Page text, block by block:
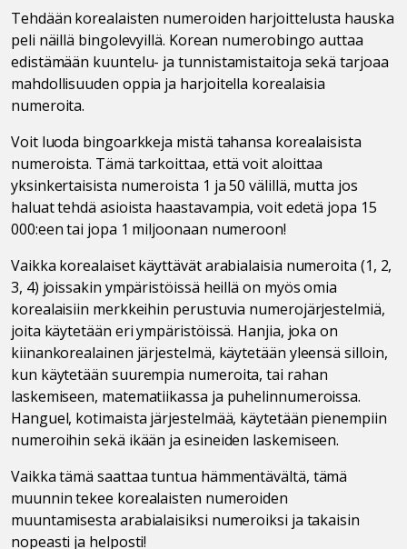
Tehdään korealaisten numeroiden harjoittelusta hauska
peli näillä bingolevyillä. Korean numerobingo auttaa
edistämään kuuntelu- ja tunnistamistaitoja sekä tarjoaa
mahdollisuuden oppia ja harjoitella korealaisia
numeroita.
Voit luoda bingoarkkeja mistä tahansa korealaisista
numeroista. Tämä tarkoittaa, että voit aloittaa
yksinkertaisista numeroista 1 ja 50 välillä, mutta jos
haluat tehdä asioista haastavampia, voit edetä jopa 15
000:een tai jopa 1 miljoonaan numeroon!
Vaikka korealaiset käyttävät arabialaisia numeroita (1, 2,
3, 4) joissakin ympäristöissä heillä on myös omia
korealaisiin merkkeihin perustuvia numerojärjestelmiä,
joita käytetään eri ympäristöissä. Hanjia, joka on
kiinankorealainen järjestelmä, käytetään yleensä silloin,
kun käytetään suurempia numeroita, tai rahan
laskemiseen, matematiikassa ja puhelinnumeroissa.
Hanguel, kotimaista järjestelmää, käytetään pienempiin
numeroihin sekä ikään ja esineiden laskemiseen.
Vaikka tämä saattaa tuntua hämmentävältä, tämä
muunnin tekee korealaisten numeroiden
muuntamisesta arabialaisiksi numeroiksi ja takaisin
nopeasti ja helposti!